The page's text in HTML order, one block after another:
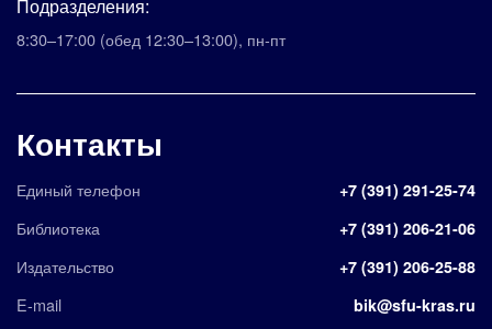
Подразделения:
8:30–17:00 (обед 12:30–13:00), пн-пт
Контакты
Единый телефон +7 (391) 291-25-74
Библиотека +7 (391) 206-21-06
Издательство +7 (391) 206-25-88
E-mail bik@sfu-kras.ru